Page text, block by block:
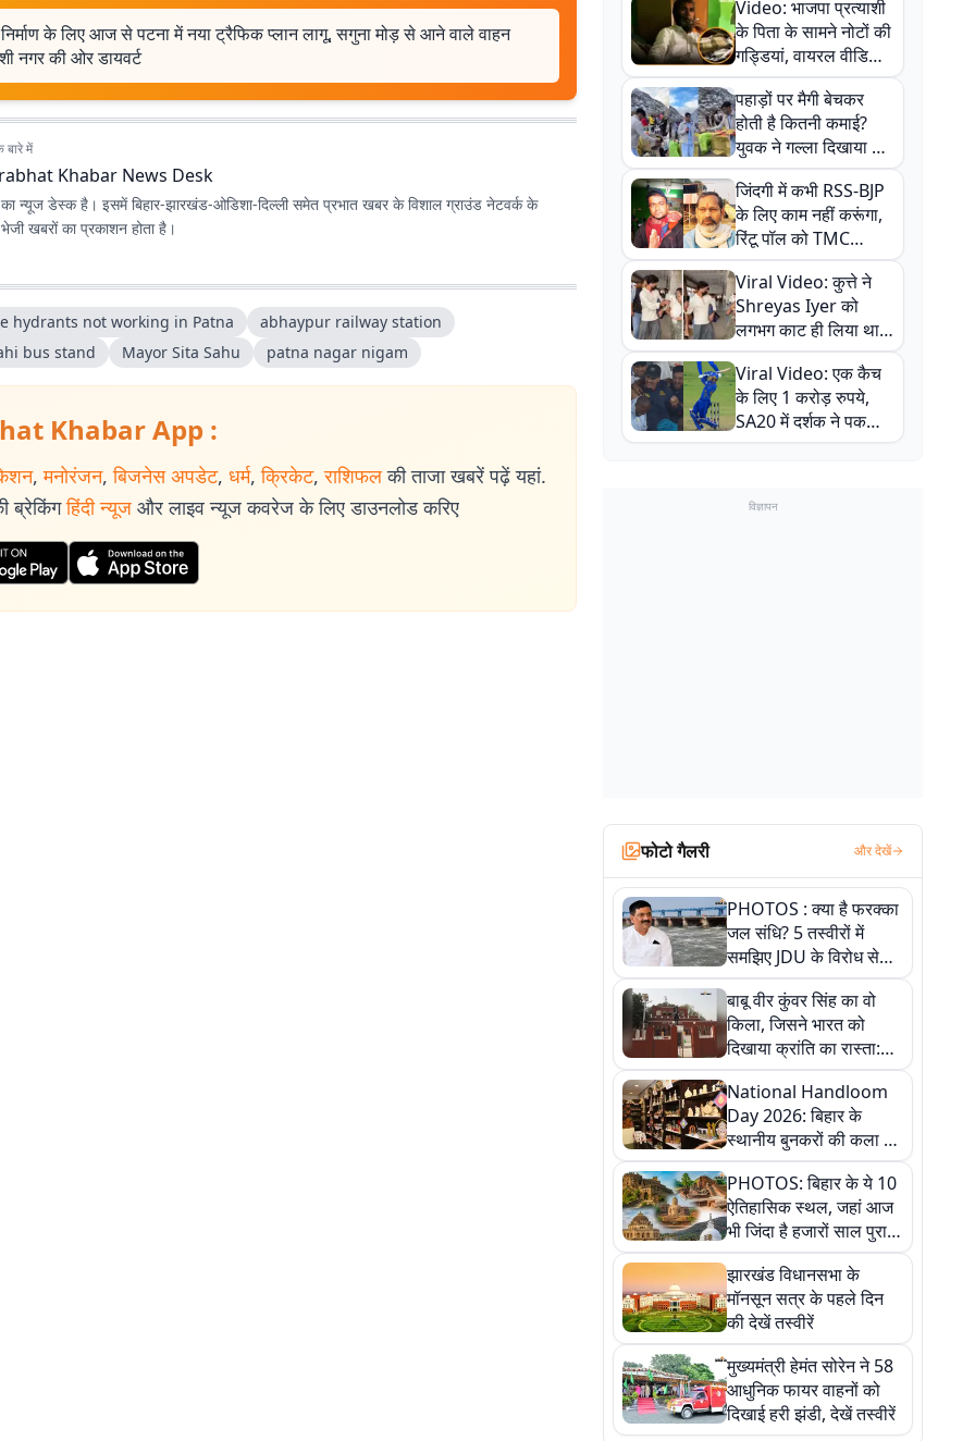
निर्माण के लिए आज से पटना में नया ट्रैफिक प्लान लागू, सगुना मोड़ से आने वाले वाहन
नगर की ओर डायवर्ट
में
Khabar News Desk
न्यूज डेस्क है। इसमें बिहार-झारखंड-ओडिशा-दिल्‍ली समेत प्रभात खबर के विशाल ग्राउंड नेटवर्क के
भेजी खबरों का प्रकाशन होता है।
hydrants not working in Patna
abhaypur railway station
bus stand
Mayor Sita Sahu patna nagar nigam
Khabar App :
, मनोरंजन, बिजनेस अपडेट, धर्म, क्रिकेट, राशिफल की ताजा खबरें पढ़ें यहां.
ब्रेकिंग हिंदी न्यूज और लाइव न्यूज कवरेज के लिए डाउनलोड करिए
Video: भाजपा प्रत्याशी
के पिता के सामने नोटों की
गड्डियां, वायरल वीडियो
से राजनीति में उबाल,
अजित महतो बोले- TMC
की गंदी चाल
पहाड़ों पर मैगी बेचकर
होती है कितनी कमाई?
युवक ने गल्ला दिखाया तो
नौकरी वालों के खड़े हो गए
कान
जिंदगी में कभी RSS-BJP
के लिए काम नहीं करूंगा,
रिंटू पॉल को TMC
ऑफिस में ले जाकर पीटा,
Video वायरल
Viral Video: कुत्ते ने
Shreyas Iyer को
लगभग काट ही लिया था,
न्यूजीलैंड सीरीज से पहले
बाल-बाल बचे
Viral Video: एक कैच
के लिए 1 करोड़ रुपये,
SA20 में दर्शक ने पकड़ा
एक हाथ से गजब का कैच
विज्ञापन
फोटो गैलरी और देखें
PHOTOS : क्या है फरक्का
जल संधि? 5 तस्वीरों में
समझिए JDU के विरोध से
लेकर बिहार पर असर तक
पूरी कहानी
बाबू वीर कुंवर सिंह का वो
किला, जिसने भारत को
दिखाया क्रांति का रास्ता:
तस्वीरों में देखिए
National Handloom
Day 2026: बिहार के
स्थानीय बुनकरों की कला को
सलाम, तस्वीरों में देखें
हस्तकरघा की समृद्ध परंपरा
PHOTOS: बिहार के ये 10
ऐतिहासिक स्थल, जहां आज
भी जिंदा है हजारों साल पुराना
इतिहास, एक बार जरूर घूमिए
झारखंड विधानसभा के
मॉनसून सत्र के पहले दिन
की देखें तस्वीरें
मुख्यमंत्री हेमंत सोरेन ने 58
आधुनिक फायर वाहनों को
दिखाई हरी झंडी, देखें तस्वीरें